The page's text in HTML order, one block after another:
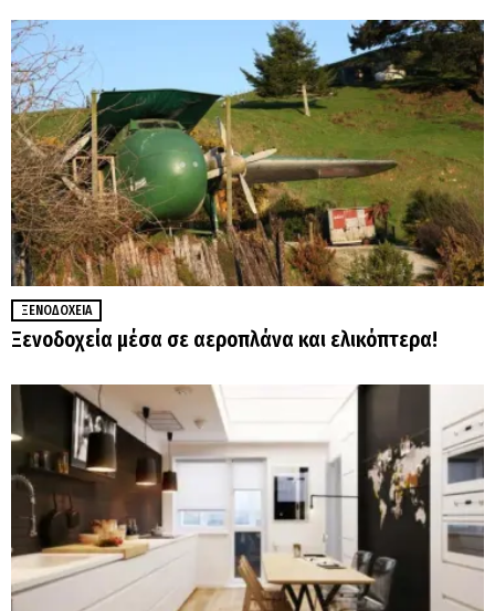
ΞΕΝΟΔΟΧΕΊΑ
Ξενοδοχεία μέσα σε αεροπλάνα και ελικόπτερα!